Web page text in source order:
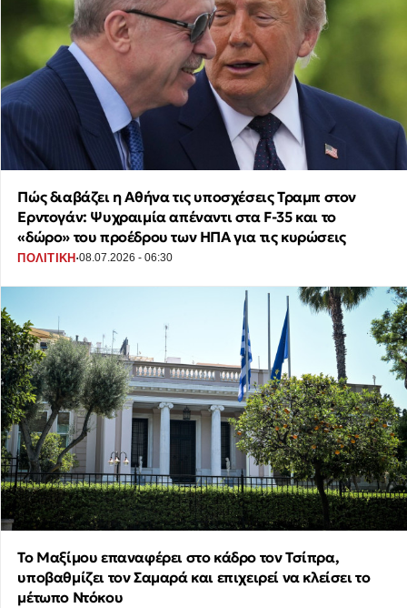
Πώς διαβάζει η Αθήνα τις υποσχέσεις Τραμπ στον
Ερντογάν: Ψυχραιμία απέναντι στα F-35 και το
«δώρο» του προέδρου των ΗΠΑ για τις κυρώσεις
ΠΟΛΙΤΙΚΗ·08.07.2026 - 06:30
Το Μαξίμου επαναφέρει στο κάδρο τον Τσίπρα,
υποβαθμίζει τον Σαμαρά και επιχειρεί να κλείσει το
μέτωπο Ντόκου